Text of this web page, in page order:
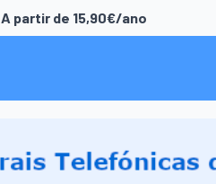
A partir de 15,90€/ano